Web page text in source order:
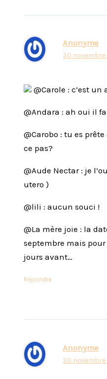
Anonyme
30 novembre
@Carole : c’est
@Andara : ah oui il
@Carobo : tu es
ce pas?
@Aude Nectar : je
utero )
@lili : aucun souci !
@La mère joie : la
septembre mais pour
jours avant…
Répondre
Anonyme
30 novembre